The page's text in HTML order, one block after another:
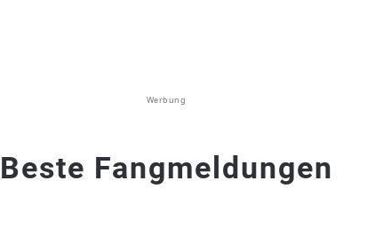
Werbung
Beste Fangmeldungen